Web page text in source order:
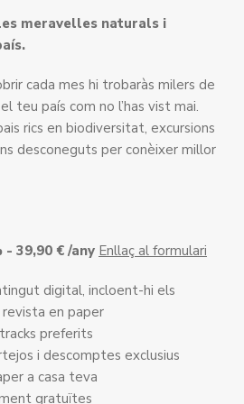
meravelles naturals i
cada mes hi trobaràs milers de
teu país com no l’has vist mai.
rics en biodiversitat, excursions
desconeguts per conèixer millor
39,90 € /any Enllaç al formulari
digital, incloent-hi els
en paper
preferits
i descomptes exclusius
a casa teva
gratuïtes